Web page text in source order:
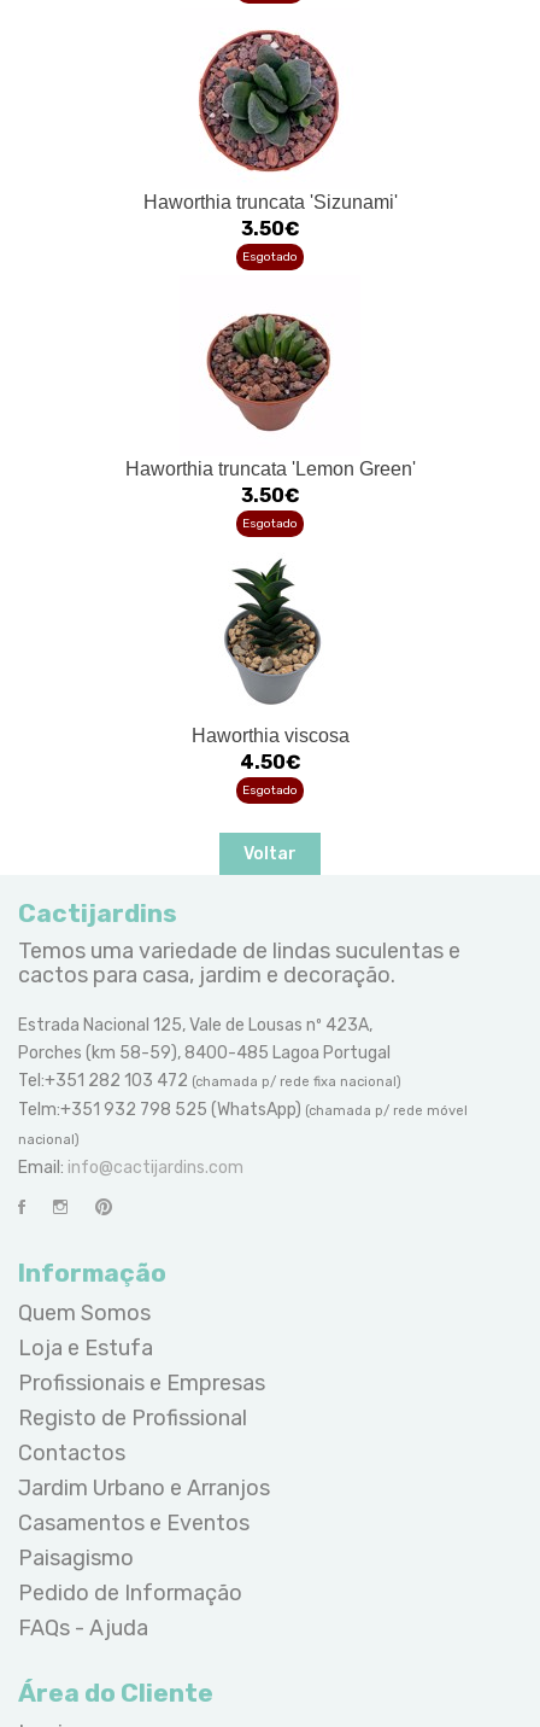
Haworthia truncata 'Sizunami'
3.50€
Esgotado
Haworthia truncata 'Lemon Green'
3.50€
Esgotado
Haworthia viscosa
4.50€
Esgotado
Voltar
Cactijardins
Temos uma variedade de lindas suculentas e
cactos para casa, jardim e decoração.
Estrada Nacional 125, Vale de Lousas nº 423A,
Porches (km 58-59), 8400-485 Lagoa Portugal
Tel:+351 282 103 472 (chamada p/ rede fixa nacional)
Telm:+351 932 798 525 (WhatsApp) (chamada p/ rede móvel
nacional)
Email: info@cactijardins.com
Informação
Quem Somos
Loja e Estufa
Profissionais e Empresas
Registo de Profissional
Contactos
Jardim Urbano e Arranjos
Casamentos e Eventos
Paisagismo
Pedido de Informação
FAQs - Ajuda
Área do Cliente